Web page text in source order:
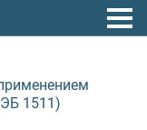
1511)